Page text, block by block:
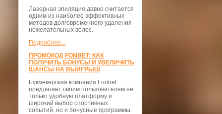
Лазерная эпиляция давно считается
одним из наиболее эффективных
методов долговременного удаления
нежелательных волос.
Подробнее...
ПРОМОКОД FONBET: КАК
ПОЛУЧИТЬ БОНУСЫ И УВЕЛИЧИТЬ
ШАНСЫ НА ВЫИГРЫШ
Букмекерская компания Fonbet
предлагает своим пользователям не
только удобную платформу и
широкий выбор спортивных
событий, но и бонусные программы.